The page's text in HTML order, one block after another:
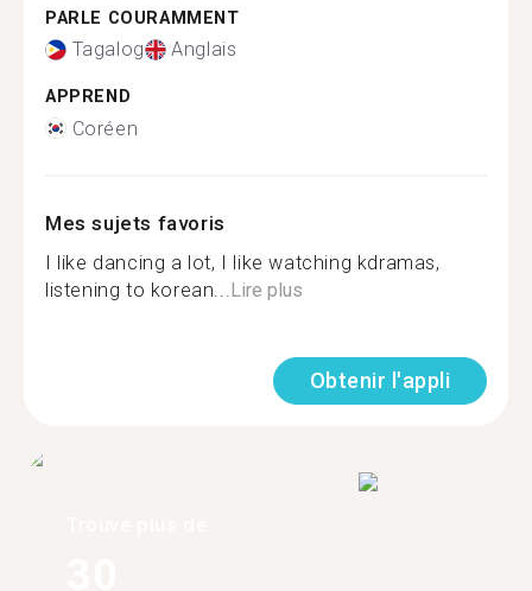
PARLE COURAMMENT
Tagalog Anglais
APPREND
Coréen
Mes sujets favoris
I like dancing a lot, I like watching kdramas,
listening to korean... Lire plus
Obtenir l'appli